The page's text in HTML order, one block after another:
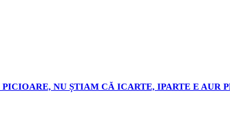
NU ȘTIAM CĂ ICARTE, IPARTE E AUR